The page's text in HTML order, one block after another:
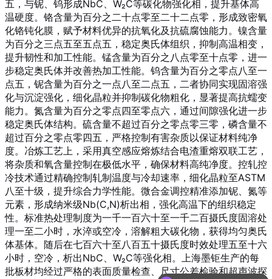
五，与铌、钨形成NbC、W₂C等碳化物强化相，提升基体高
温硬度。铬含量为百分之二十点零至二十二点零，形成致密氧
化铬钝化膜，赋予材料优异的抗氧化及抗硫腐蚀能力。镍含量
为百分之三点五至五点五，稳定奥氏体组织，抑制高温相变，
提升韧性和加工性能。锰含量为百分之八点零至十点零，进一
步稳定奥氏体并改善热加工性能。钨含量为百分之零点八至一
点五，铌含量为百分之一点八至二点五，二者协同实现固溶强
化与沉淀强化，细化晶粒并抑制碳化物粗化，显著提高抗蠕变
能力。氮含量为百分之零点四至零点六，通过间隙强化进一步
稳定奥氏体结构。硫含量不超过百分之零点零三零，磷含量不
超过百分之零点零四五，严格控制有害杂质以保证材料纯净
度。冶炼工艺上，采用真空感应熔炼结合电渣重熔双联工艺，
将杂质和氧含量控制在极低水平，确保材料高纯净度。控轧控
冷技术通过精确控制轧制温度与冷却速率，细化晶粒至ASTM
八至十级，提升综合力学性能。微合金调控精准添加铌、氮等
元素，形成纳米级Nb(C,N)析出相，强化高温下的组织稳定
性。标准热处理制度为一千一百六十至一千二百摄氏度固溶处
理一至二小时，水淬或空冷，溶解粗大碳化物，获得均匀奥氏
体基体。随后在七百六十至八百五十摄氏度时效处理五至十六
小时，空冷，析出NbC、W₂C等强化相。上海墨钜生产的每
批板材均经过严格的表面质量检查、尺寸公差检验和超声波探